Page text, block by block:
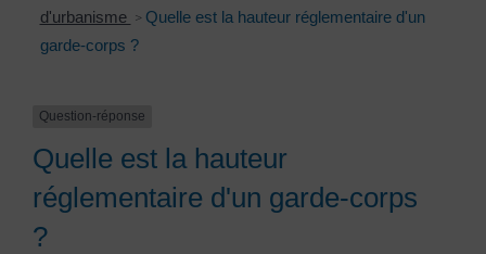
d'urbanisme > Quelle est la hauteur réglementaire d'un
garde-corps ?
Question-réponse
Quelle est la hauteur
réglementaire d'un garde-corps
?